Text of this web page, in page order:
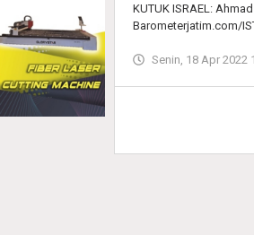
KUTUK ISRAEL:
Barometerjatim.com/
Senin, 18 Apr 2022